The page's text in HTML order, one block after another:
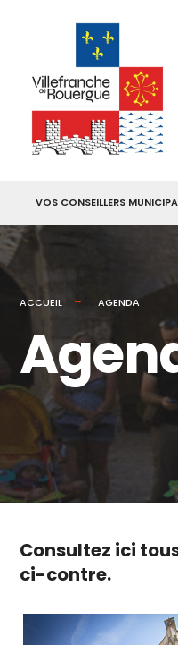
VOS CONSEILLERS
ACCUEIL AGENDA
Consultez ici
ci-contre.